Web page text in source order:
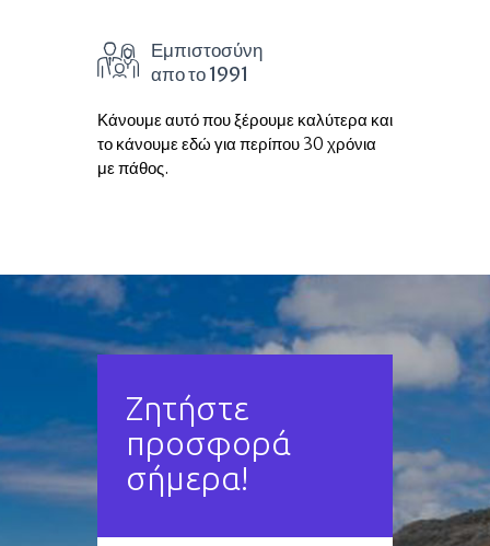
Εμπιστοσύνη
απο το 1991
Κάνουμε αυτό που ξέρουμε καλύτερα και
το κάνουμε εδώ για περίπου 30 χρόνια
με πάθος.
Ζητήστε
προσφορά
σήμερα!